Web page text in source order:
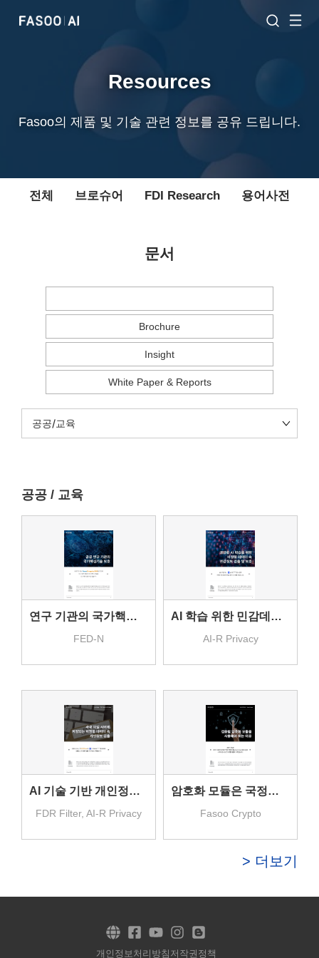
Resources
Fasoo의 제품 및 기술 관련 정보를 공유 드립니다.
전체 브로슈어 FDI Research 용어사전
문서
Brochure
Insight
White Paper & Reports
공공/교육
공공 / 교육
연구 기관의 국가핵심기술 보호
FED-N
AI 학습 위한 민감데이터 검출 보호
AI-R Privacy
AI 기술 기반 개인정보 검출
FDR Filter, AI-R Privacy
암호화 모듈은 국정원 검증필로
Fasoo Crypto
> 더보기
개인정보처리방침 저작권정책